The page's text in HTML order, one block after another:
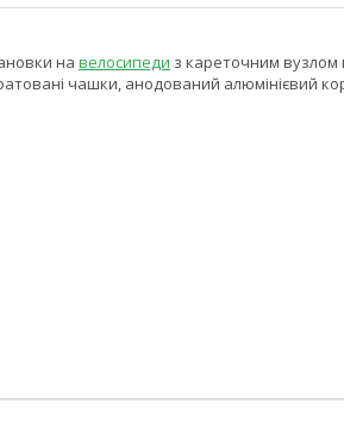
на велосипеди з кареточним
чашки, анодований алюмінієвий